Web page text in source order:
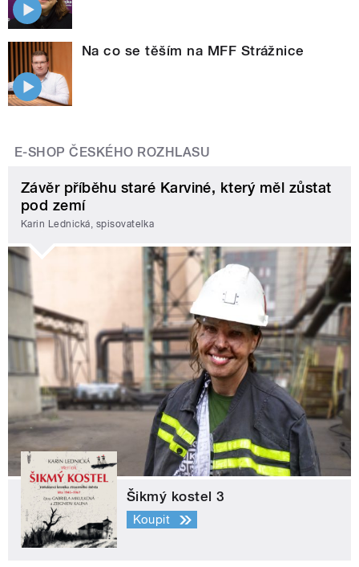
Na co se těším na MFF Strážnice
E-SHOP ČESKÉHO ROZHLASU
Závěr příběhu staré Karviné, který měl zůstat
pod zemí
Karin Lednická, spisovatelka
Šikmý kostel 3
Koupit